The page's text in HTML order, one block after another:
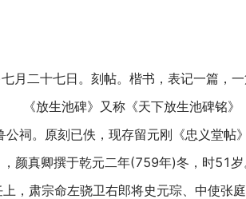
月二十七日。刻帖。楷书，表记一篇
放生池碑》又称《天下放生池碑铭》
祠。原刻已佚，现存留元刚《忠义堂
真卿撰于乾元二年(759年)冬，时51岁
，肃宗命左骁卫右郎将史元琮、中使张